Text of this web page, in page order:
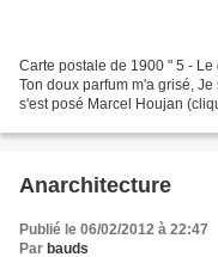
Carte postale de 1900 " 5 -
Ton doux parfum m'a grisé,
s'est posé Marcel Houjan
Anarchitecture
Publié le 06/02/2012 à 22:47
Par bauds